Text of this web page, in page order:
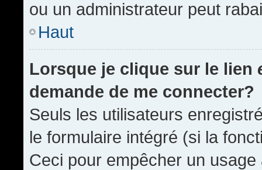
ou un administrateur peut
Haut
Lorsque je clique sur le lien
demande de me connecter?
Seuls les utilisateurs
le formulaire intégré (si la
Ceci pour empêcher un